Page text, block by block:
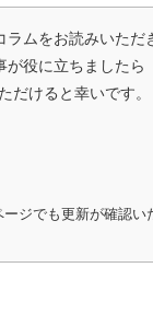
ラムをお読みいただ
が役に立ちましたら
ただけると幸いです。
ジでも更新が確認い